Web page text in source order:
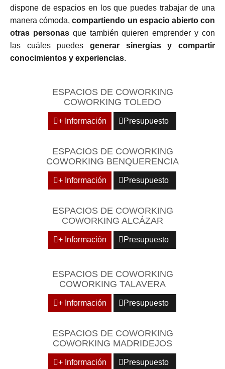
dispone de espacios en los que puedes trabajar de una
manera cómoda,compartiendo un espacio abierto con
otras personasque también quieren emprender y con
las cuáles puedes generar sinergias y compartir
conocimientos y experiencias.
ESPACIOS DE COWORKING
COWORKING TOLEDO
+ Información Presupuesto
ESPACIOS DE COWORKING
COWORKING BENQUERENCIA
+ Información Presupuesto
ESPACIOS DE COWORKING
COWORKING ALCÁZAR
+ Información Presupuesto
ESPACIOS DE COWORKING
COWORKING TALAVERA
+ Información Presupuesto
ESPACIOS DE COWORKING
COWORKING MADRIDEJOS
+ Información Presupuesto